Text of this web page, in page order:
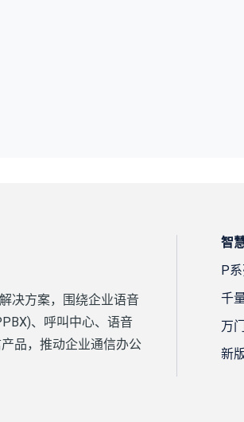
决方案，围绕企业语音
、呼叫中心、语音
品，推动企业通信办公
智
P
千
万
新